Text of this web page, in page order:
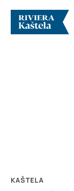
KAŠTELA